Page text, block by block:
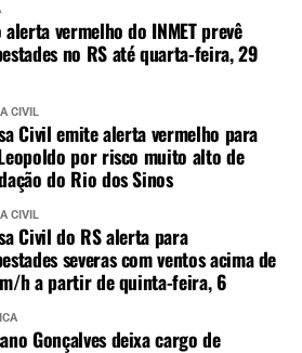
alerta vermelho do INMET prevê
no RS até quarta-feira, 29
CIVIL
Civil emite alerta vermelho para
por risco muito alto de
do Rio dos Sinos
CIVIL
Civil do RS alerta para
severas com ventos acima de
h a partir de quinta-feira, 6
Gonçalves deixa cargo de